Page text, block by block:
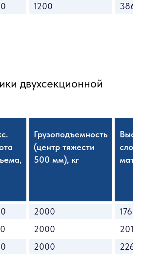
1200 3865
двухсекционной
Грузоподъемность
(центр тяжести
500 мм), кг
2000
1765
2000
2015
2000
2265